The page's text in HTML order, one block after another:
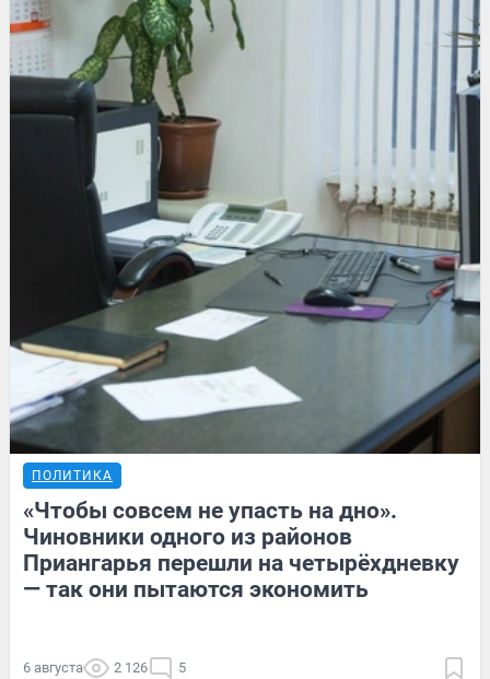
ПОЛИТИКА
«Чтобы совсем не упасть на дно».
Чиновники одного из районов
Приангарья перешли на четырёхдневку
— так они пытаются экономить
6 августа 2 126 5